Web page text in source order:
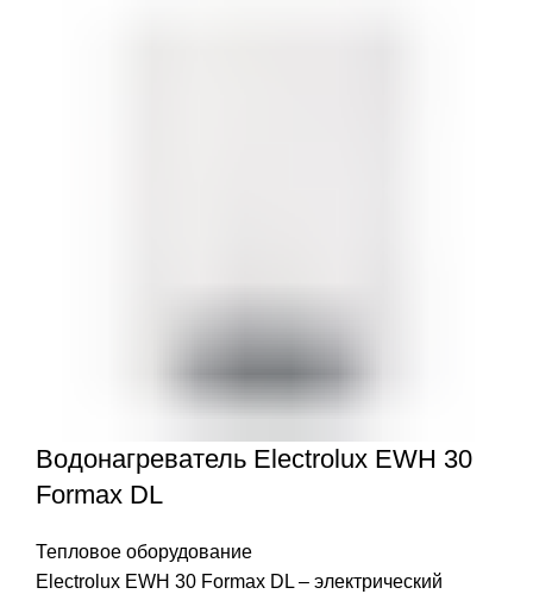
Водонагреватель Electrolux EWH 30
Formax DL
Тепловое оборудование
Electrolux EWH 30 Formax DL – электрический